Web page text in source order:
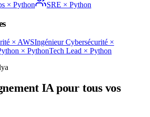
× Python SRE × Python
× AWSIngénieur Cybersécurité ×
× PythonTech Lead × Python
IA pour tous vos